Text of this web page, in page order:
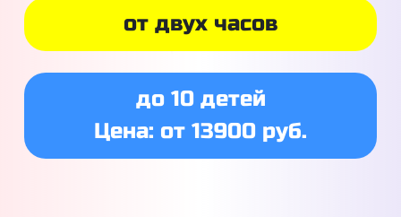
от двух часов
до 10 детей
Цена: от 13900 руб.